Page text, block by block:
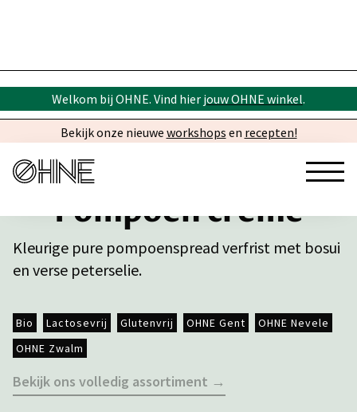
Welkom bij OHNE. Vind hier jouw OHNE winkel.
Bekijk onze nieuwe workshops en recepten!
Pompoen crème
Kleurige pure pompoenspread verfrist met bosui
en verse peterselie.
Bio Lactosevrij Glutenvrij OHNE Gent
OHNE Nevele
OHNE Zwalm
Bekijk ons volledig assortiment →